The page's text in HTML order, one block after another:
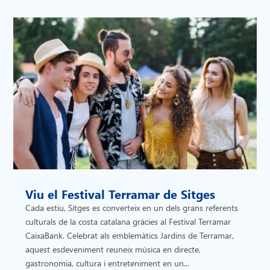
Viu el Festival Terramar de Sitges
Cada estiu, Sitges es converteix en un dels grans referents
culturals de la costa catalana gràcies al Festival Terramar
CaixaBank. Celebrat als emblemàtics Jardins de Terramar,
aquest esdeveniment reuneix música en directe,
gastronomia, cultura i entreteniment en un...